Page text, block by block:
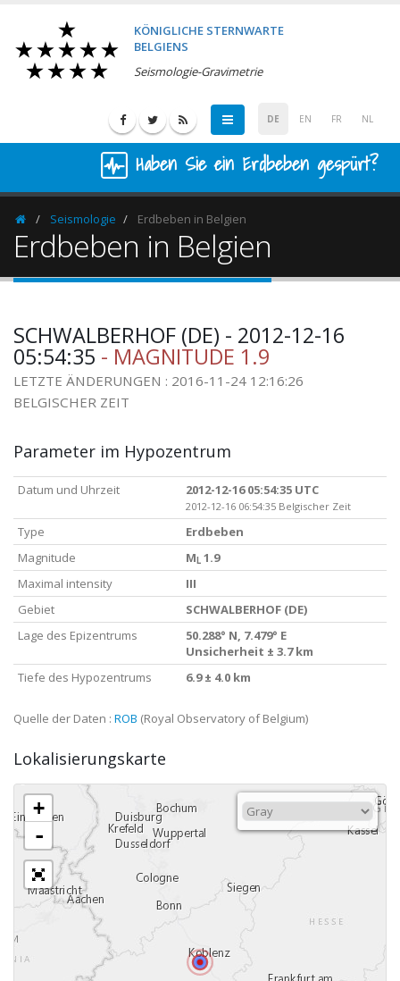
KÖNIGLICHE STERNWARTE
BELGIENS
Seismologie-Gravimetrie
DE EN FR NL
Haben Sie ein Erdbeben gespürt?
HomepageSeismologie Erdbeben in Belgien
Erdbeben in Belgien
SCHWALBERHOF (DE) - 2012-12-16
05:54:35 - MAGNITUDE 1.9
LETZTE ÄNDERUNGEN : 2016-11-24 12:16:26
BELGISCHER ZEIT
Parameter im Hypozentrum
Datum und Uhrzeit 2012-12-16 05:54:35 UTC
2012-12-16 06:54:35 Belgischer Zeit
Type
Erdbeben
Magnitude
M L 1.9
Maximal intensity
III
Gebiet
SCHWALBERHOF (DE)
Lage des Epizentrums
50.288° N, 7.479° E
Unsicherheit ± 3.7 km
Tiefe des Hypozentrums
6.9 ± 4.0 km
Quelle der Daten : ROB (Royal Observatory of Belgium)
Lokalisierungskarte
+
-